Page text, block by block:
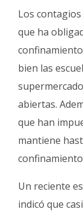
Los
que ha
bien las
abiertas.
que han
mantiene
Un reciente
indicó que